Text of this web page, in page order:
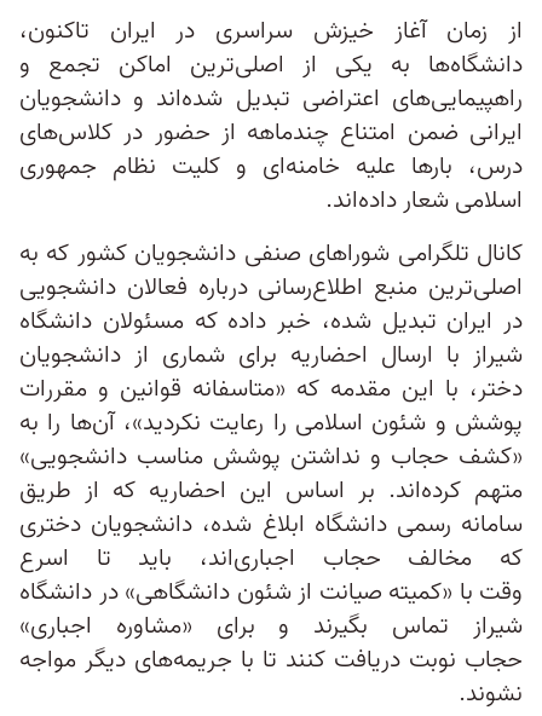
از زمان آغاز خیزش سراسری در ایران تاکنون،
دانشگاه‌ها به یکی از اصلی‌ترین اماکن تجمع و
راهپیمایی‌های اعتراضی تبدیل شده‌اند و دانشجویان
ایرانی ضمن امتناع چندماهه از حضور در کلاس‌های
درس، بارها علیه خامنه‌ای و کلیت نظام جمهوری
اسلامی شعار داده‌اند.
کانال تلگرامی شوراهای صنفی دانشجویان کشور که به
اصلی‌ترین منبع اطلاع‌رسانی درباره فعالان دانشجویی
در ایران تبدیل شده، خبر داده که مسئولان دانشگاه
شیراز با ارسال احضاریه برای شماری از دانشجویان
دختر، با این مقدمه که «متاسفانه قوانین و مقررات
پوشش و شئون اسلامی را رعایت نکردید»، آن‌ها را به
«کشف حجاب و نداشتن پوشش مناسب دانشجویی»
متهم کرده‌اند. بر اساس این احضاریه که از طریق
سامانه رسمی دانشگاه ابلاغ شده، دانشجویان دختری
که مخالف حجاب اجباری‌اند، باید تا اسرع
وقت با «کمیته صیانت از شئون دانشگاهی» در دانشگاه
شیراز تماس بگیرند و برای «مشاوره اجباری»
حجاب نوبت دریافت کنند تا با جریمه‌های دیگر مواجه
نشوند.